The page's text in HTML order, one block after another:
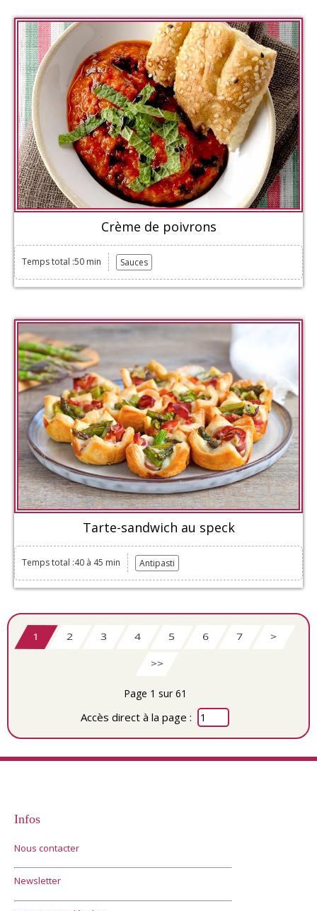
Crème de poivrons
Temps total :50 min Sauces
Tarte-sandwich au speck
Temps total :40 à 45 min Antipasti
1 2 3 4 5 6 7 >
>>
Page 1 sur 61
Accès direct à la page :
Infos
Nous contacter
Newsletter